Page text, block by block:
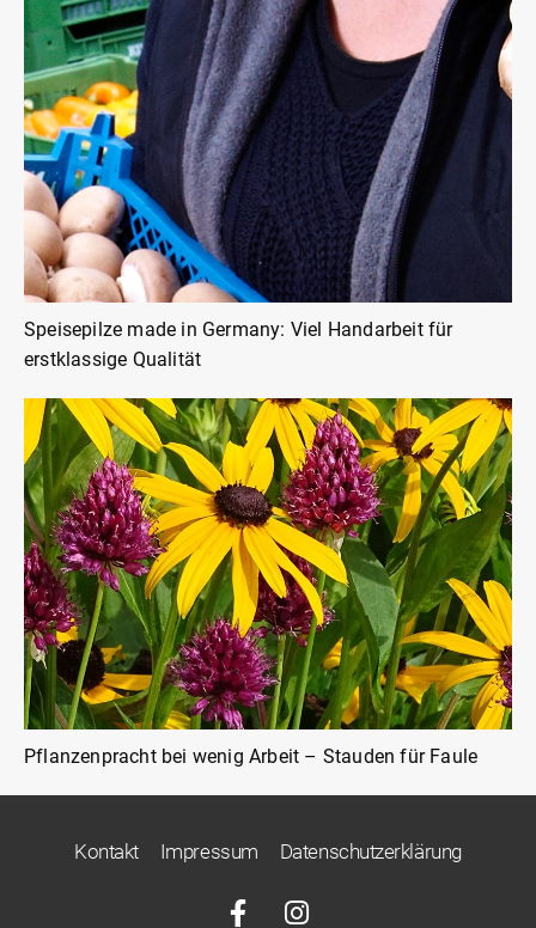
Speisepilze made in Germany: Viel Handarbeit für
erstklassige Qualität
Pflanzenpracht bei wenig Arbeit – Stauden für Faule
Kontakt Impressum Datenschutzerklärung